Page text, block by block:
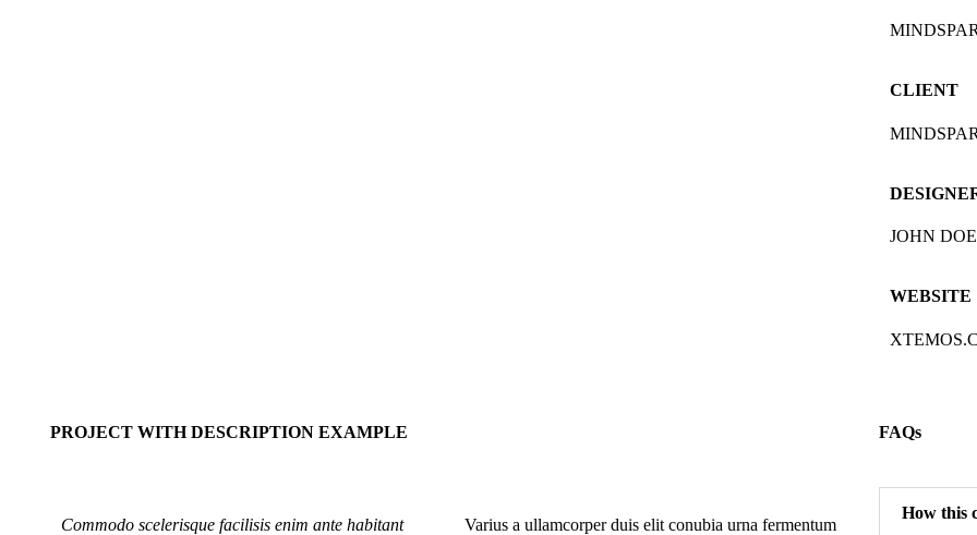
CLIENT
JOHN DOE
WEBSITE
PROJECT WITH DESCRIPTION EXAMPLE
Commodo scelerisque facilisis enim ante habitant
Varius a ullamcorper duis elit conubia urna fermentum
FAQs
How this